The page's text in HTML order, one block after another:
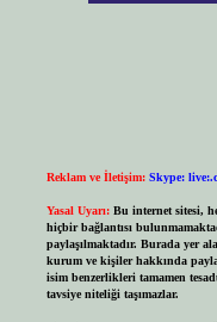
Reklam ve İletişim: Skype:
Yasal Uyarı: Bu internet sitesi,
hiçbir bağlantısı
paylaşılmaktadır. Burada yer
kurum ve kişiler hakkında
isim benzerlikleri tamamen
tavsiye niteliği taşımazlar.